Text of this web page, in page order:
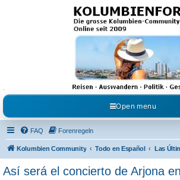
Kolumbienforum - Das
grosse Forum der
Freunde Kolumbiens
Reisen, Auswandern, Kultur, Politik, Geschichte und Visum in
Austausch, Erfahrungen und Gemeinschaft im
Open menu
FAQ Forenregeln
Kolumbien Community Todo en Español
Así será el concierto de Arjona